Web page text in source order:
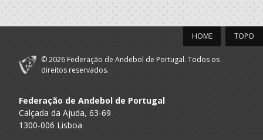
TOPO
HOME
© 2026 Federação de Andebol de Portugal. Todos os
direitos reservados.
Federação de Andebol de Portugal
Calçada da Ajuda, 63-69
1300-006 Lisboa